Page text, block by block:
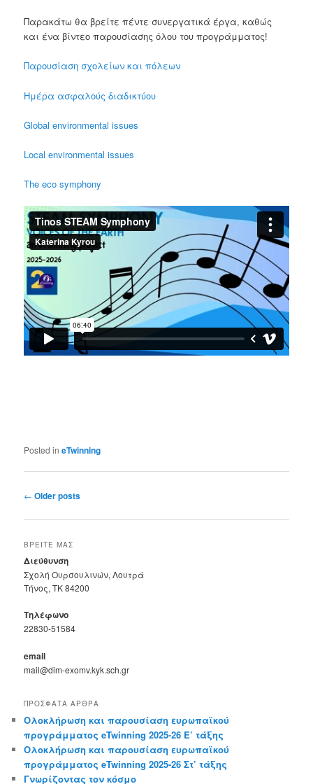
Παρακάτω θα βρείτε πέντε συνεργατικά έργα, καθώς
και ένα βίντεο παρουσίασης όλου του προγράμματος!
Παρουσίαση σχολείων και πόλεων
Ημέρα ασφαλούς διαδικτύου
Global environmental issues
Local environmental issues
The eco symphony
Posted in eTwinning
Post
← Older posts
ΒΡΕΊΤΕ ΜΑΣ
Διεύθυνση
Σχολή Ουρσουλινών, Λουτρά
Τήνος, ΤΚ 84200
Τηλέφωνο
22830-51584
email
mail@dim-exomv.kyk.sch.gr
ΠΡΌΣΦΑΤΑ ΆΡΘΡΑ
Ολοκλήρωση και παρουσίαση ευρωπαϊκού
προγράμματος eTwinning 2025-26 E’ τάξης
Ολοκλήρωση και παρουσίαση ευρωπαϊκού
προγράμματος eTwinning 2025-26 Στ’ τάξης
Γνωρίζοντας τον κόσμο